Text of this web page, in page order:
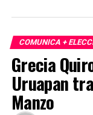
KARBE y elevar
acciones, la
Saravia refuerza
innovación y
Morelos.
COMUNICA +
Grecia
Uruapan
Manzo